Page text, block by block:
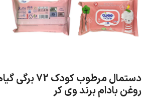
دستمال مرطوب
روغن بادام برند وی کر